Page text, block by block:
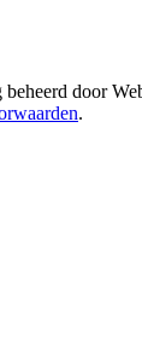
door
.